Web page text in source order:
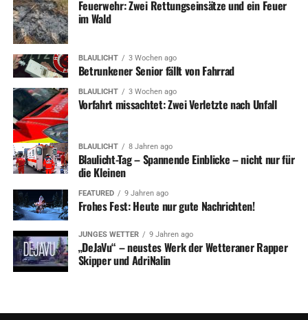
Feuerwehr: Zwei Rettungseinsätze und ein Feuer
im Wald
BLAULICHT 3 Wochen ago
Betrunkener Senior fällt von Fahrrad
BLAULICHT 3 Wochen ago
Vorfahrt missachtet: Zwei Verletzte nach Unfall
BLAULICHT 8 Jahren ago
Blaulicht-Tag – Spannende Einblicke – nicht nur für
die Kleinen
FEATURED 9 Jahren ago
Frohes Fest: Heute nur gute Nachrichten!
JUNGES WETTER 9 Jahren ago
„DeJaVu“ – neustes Werk der Wetteraner Rapper
Skipper und AdriNalin